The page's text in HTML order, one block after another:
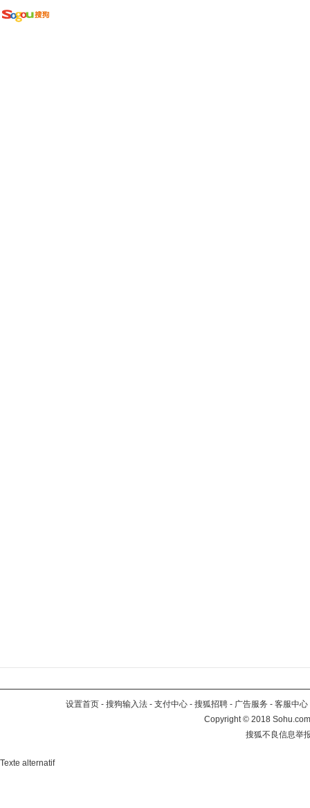
设置首页 - 搜狗输入法 - 支付中心 - 搜狐招聘 - 广告服务 - 客服中心
Copyright©2018
搜狐不良信息举
Texte alternatif